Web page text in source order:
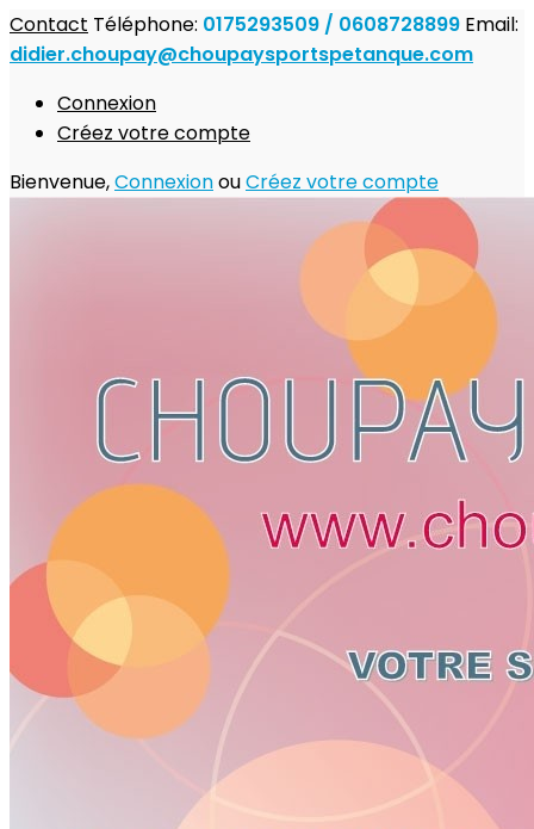
Contact Téléphone: 0175293509 / 0608728899 Email:
didier.choupay@choupaysportspetanque.com
Connexion
Créez votre compte
Bienvenue,ConnexionouCréez votre compte